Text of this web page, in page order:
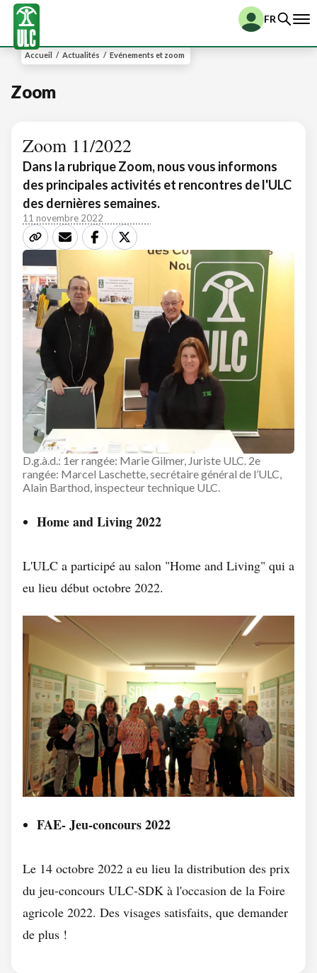
FR
Accueil / Actualités / Evénements et zoom
Zoom
Zoom 11/2022
Dans la rubrique Zoom, nous vous informons
des principales activités et rencontres de l'ULC
des dernières semaines.
11 novembre 2022
D.g.à.d.: 1er rangée: Marie Gilmer, Juriste ULC. 2e
rangée: Marcel Laschette, secrétaire général de l’ULC,
Alain Barthod, inspecteur technique ULC.
Home and Living 2022
L'ULC a participé au salon "Home and Living" qui a
eu lieu début octobre 2022.
FAE- Jeu-concours 2022
Le 14 octobre 2022 a eu lieu la distribution des prix
du jeu-concours ULC-SDK à l'occasion de la Foire
agricole 2022. Des visages satisfaits, que demander
de plus !